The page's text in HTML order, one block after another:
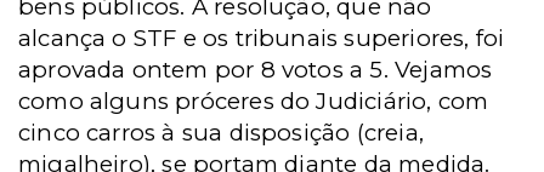
bens públicos. A resolução, que não
alcança o STF e os tribunais superiores, foi
aprovada ontem por 8 votos a 5. Vejamos
como alguns próceres do Judiciário, com
cinco carros à sua disposição (creia,
migalheiro), se portam diante da medida.